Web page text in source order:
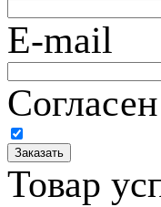
E-mail
Товар